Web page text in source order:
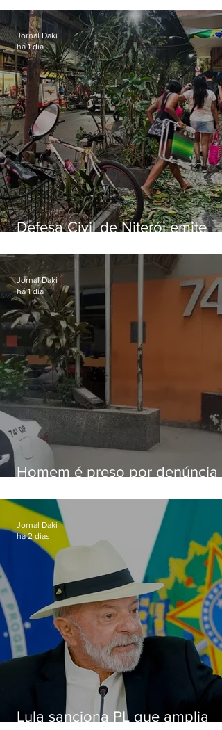
ventos fortes nesta sexta (7)
Defesa Civil de Niterói emite
sexta-feira (07)
Jornal Daki
há 1 dia
Homem é preso por denúncia
Alcântara
Jornal Daki
há 1 dia
Lula sanciona PL que amplia
Jornal Daki
há 2 dias